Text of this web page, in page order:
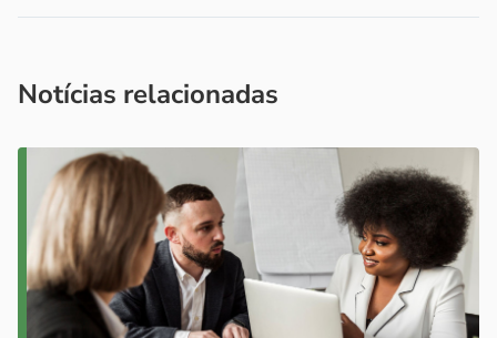
Notícias relacionadas